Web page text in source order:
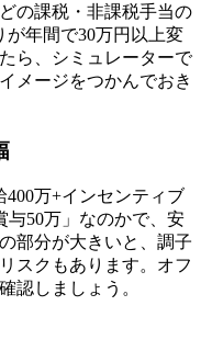
の課税・非課税手当の
が年間で30万円以上変
ら、シミュレーターで
メージをつかんでおき
万+インセンティブ
与50万」なのかで、安
部分が大きいと、調子
スクもあります。オフ
認しましょう。